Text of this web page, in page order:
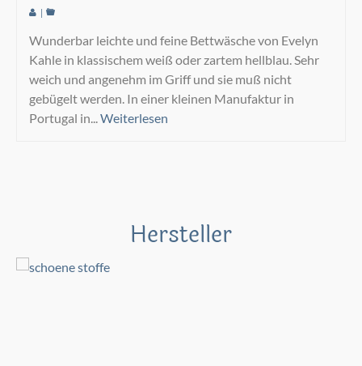
|
Wunderbar leichte und feine Bettwäsche von Evelyn
Kahle in klassischem weiß oder zartem hellblau. Sehr
weich und angenehm im Griff und sie muß nicht
gebügelt werden. In einer kleinen Manufaktur in
Portugal in... Weiterlesen
Hersteller